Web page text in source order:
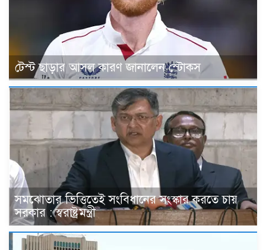
টেস্ট ছাড়ার আসল কারণ জানালেন স্টোকস
সমঝোতার ভিত্তিতেই সংবিধানের সংস্কার করতে চায়
সরকার : স্বরাষ্ট্রমন্ত্রী